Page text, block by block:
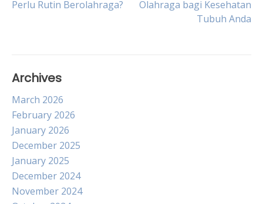
Perlu Rutin Berolahraga?
Olahraga bagi Kesehatan
Tubuh Anda
Archives
March 2026
February 2026
January 2026
December 2025
January 2025
December 2024
November 2024